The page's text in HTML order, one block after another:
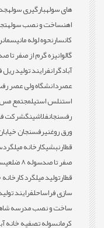
های سولهبارگیری سوله
اهنساخت و نصب سوله
کانسارنحوه لوله مانیسمان
گالوانیزه گرم از صفر تا
آبادگرانفرایند تولید ریل
عصردانشگاه ولی عصر
استنلس استیلمجتمع مس
رفسنجانفلاشینگشرکت
ورق روغنیرفسنجان
قطارنبشیکارخانه میلگرد
صفر تا صدسوله 8 ضلعی
قطارتولید میلگرد
سازی فراساحلفرایند
ساخت و نصب مدرسه
کرمانسوله تصفیه خانه آب